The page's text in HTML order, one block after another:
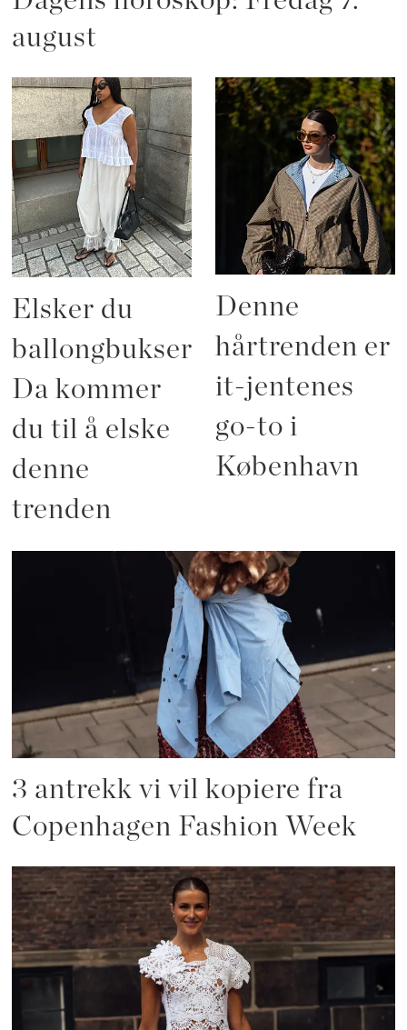
august
Elsker du
ballongbukser?
Da kommer
du til å elske
denne
trenden
Denne
hårtrenden er
it-jentenes
go-to i
København
3 antrekk vi vil kopiere fra
Copenhagen Fashion Week